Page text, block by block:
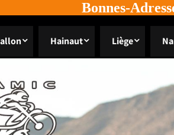
Bonnes-
Hainaut Liège